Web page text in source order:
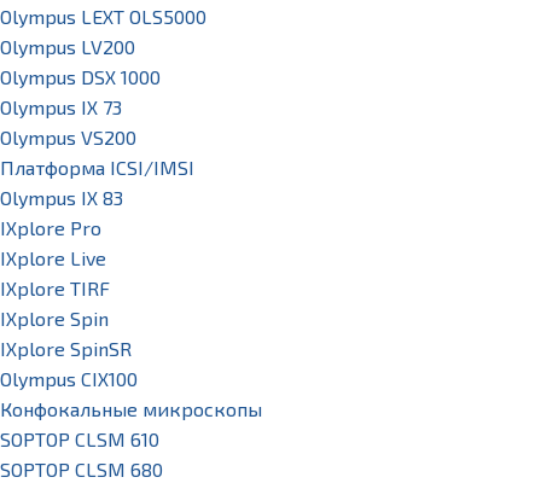
Olympus LEXT OLS5000
Olympus LV200
Olympus DSX 1000
Olympus IX 73
Olympus VS200
Платформа ICSI/IMSI
Olympus IX 83
IXplore Pro
IXplore Live
IXplore TIRF
IXplore Spin
IXplore SpinSR
Olympus CIX100
Конфокальные микроскопы
SOPTOP CLSM 610
SOPTOP CLSM 680